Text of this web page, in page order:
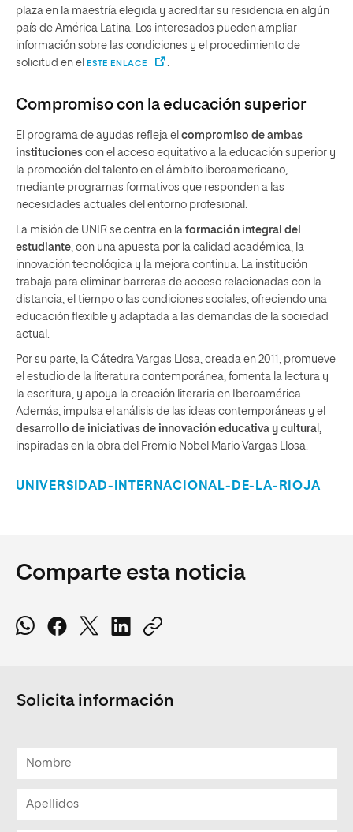
plaza en la maestría elegida y acreditar su residencia en algún
país de América Latina. Los interesados pueden ampliar
información sobre las condiciones y el procedimiento de
solicitud en el
ESTE ENLACE
Compromiso con la educación superior
El programa de ayudas refleja el compromiso de ambas
instituciones con el acceso equitativo a la educación superior y
la promoción del talento en el ámbito iberoamericano,
mediante programas formativos que responden a las
necesidades actuales del entorno profesional.
La misión de UNIR se centra en la formación integral del
estudiante , con una apuesta por la calidad académica, la
innovación tecnológica y la mejora continua. La institución
trabaja para eliminar barreras de acceso relacionadas con la
distancia, el tiempo o las condiciones sociales, ofreciendo una
educación flexible y adaptada a las demandas de la sociedad
actual.
Por su parte, la Cátedra Vargas Llosa, creada en 2011, promueve
el estudio de la literatura contemporánea, fomenta la lectura y
la escritura, y apoya la creación literaria en Iberoamérica.
Además, impulsa el análisis de las ideas contemporáneas y el
desarrollo de iniciativas de innovación educativa y cultura
inspiradas en la obra del Premio Nobel Mario Vargas Llosa.
UNIVERSIDAD-INTERNACIONAL-DE-LA-RIOJA
Comparte esta noticia
Solicita información